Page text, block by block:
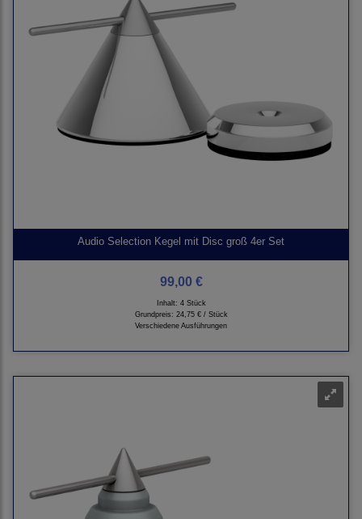
Audio Selection Kegel mit Disc groß 4er Set
99,00 €
Inhalt: 4 Stück
Grundpreis: 24,75 € / Stück
Verschiedene Ausführungen